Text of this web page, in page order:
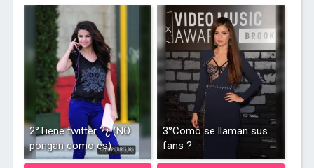
2°Tiene twitter ?¿ (NO
pongan como es)
3°Como se llaman sus
fans ?